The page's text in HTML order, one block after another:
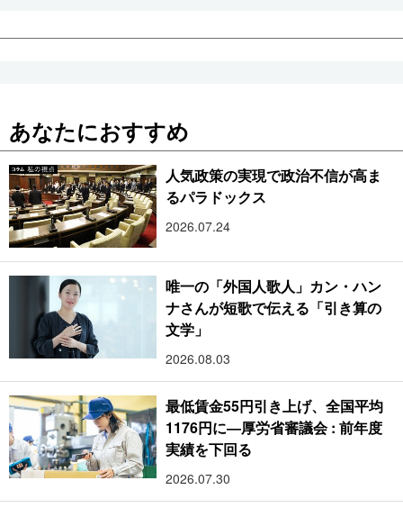
あなたにおすすめ
人気政策の実現で政治不信が高ま
るパラドックス
2026.07.24
唯一の「外国人歌人」カン・ハン
ナさんが短歌で伝える「引き算の
文学」
2026.08.03
最低賃金55円引き上げ、全国平均
1176円に―厚労省審議会 : 前年度
実績を下回る
2026.07.30